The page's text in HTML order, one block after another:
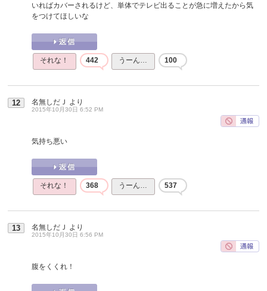
いればカバーされるけど、単体でテレビ出ることが急に増えたから気
をつけてほしいな
それな！ 442 うーん… 100
12 名無しだＪ より
2015年10月30日 6:52 PM
気持ち悪い
それな！ 368 うーん… 537
13 名無しだＪ より
2015年10月30日 6:56 PM
腹をくくれ！